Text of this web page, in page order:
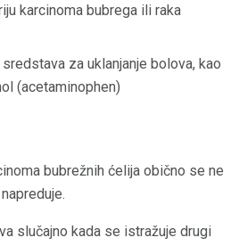
karcinoma bubrega ili raka
za uklanjanje bolova, kao
(acetaminophen)
bubrežnih ćelija obično se ne
slučajno kada se istražuje drugi